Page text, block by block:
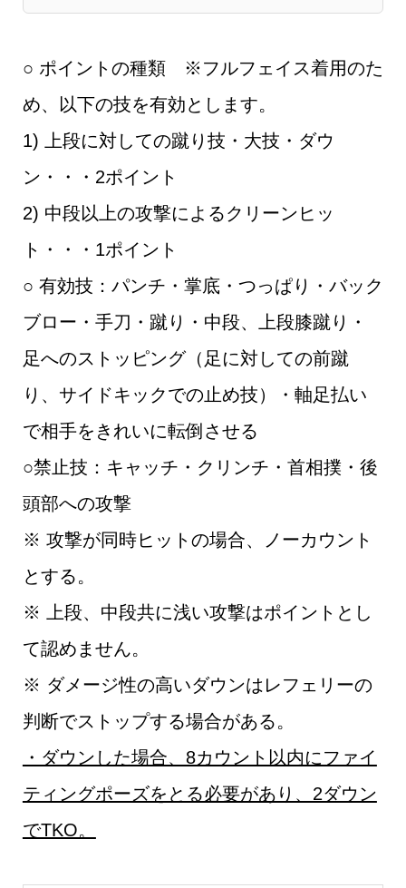
○ ポイントの種類 ※フルフェイス着用のた
め、以下の技を有効とします。
1) 上段に対しての蹴り技・大技・ダウ
ン・・・2ポイント
2) 中段以上の攻撃によるクリーンヒッ
ト・・・1ポイント
○ 有効技：パンチ・掌底・つっぱり・バック
ブロー・手刀・蹴り・中段、上段膝蹴り・
足へのストッピング（足に対しての前蹴
り、サイドキックでの止め技）・軸足払い
で相手をきれいに転倒させる
○禁止技：キャッチ・クリンチ・首相撲・後
頭部への攻撃
※ 攻撃が同時ヒットの場合、ノーカウント
とする。
※ 上段、中段共に浅い攻撃はポイントとし
て認めません。
※ ダメージ性の高いダウンはレフェリーの
判断でストップする場合がある。
・ダウンした場合、8カウント以内にファイ
ティングポーズをとる必要があり、2ダウン
でTKO。